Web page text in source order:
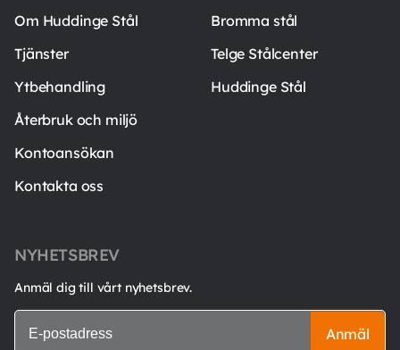
Bromma stål
Telge Stålcenter
Huddinge Stål
Om Huddinge Stål
Tjänster
Ytbehandling
Återbruk och miljö
Kontoansökan
Kontakta oss
NYHETSBREV
Anmäl dig till vårt nyhetsbrev.
Anmäl